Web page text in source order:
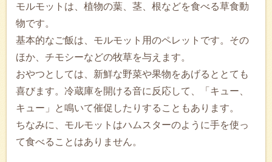
モルモットは、植物の葉、茎、根などを食べる草食動
物です。
基本的なご飯は、モルモット用のペレットです。その
ほか、チモシーなどの牧草を与えます。
おやつとしては、新鮮な野菜や果物をあげるととても
喜びます。冷蔵庫を開ける音に反応して、「キュー、
キュー」と鳴いて催促したりすることもあります。
ちなみに、モルモットはハムスターのように手を使っ
て食べることはありません。